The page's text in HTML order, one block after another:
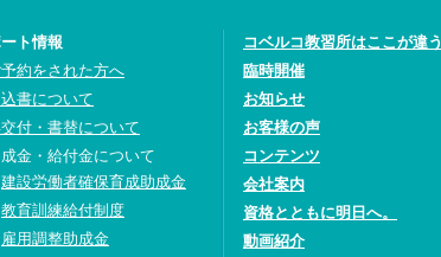
ト情報
約をされた方へ
書について
付・書替について
金・給付金について
建設労働者確保育成助成金
教育訓練給付制度
雇用調整助成金
コベルコ教習所はここが違う
臨時開催
お知らせ
お客様の声
コンテンツ
会社案内
資格とともに明日へ。
動画紹介